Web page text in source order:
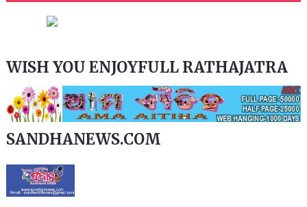
WISH YOU ENJOYFULL RATHAJATRA
SANDHANEWS.COM